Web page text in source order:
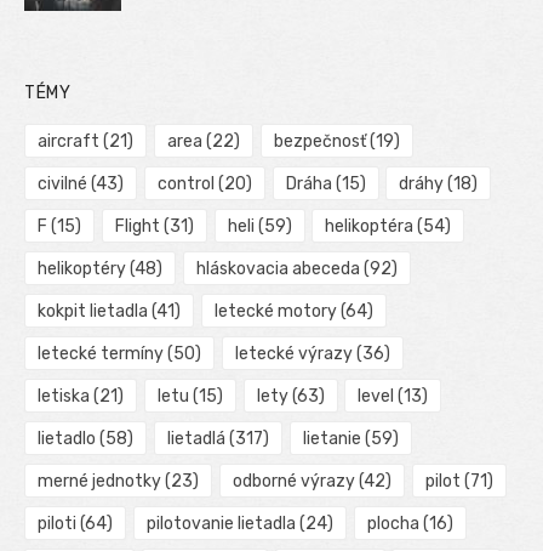
TÉMY
aircraft (21) area (22) bezpečnosť(19)
civilné (43) control (20) Dráha (15) dráhy(18)
F (15) Flight (31) heli (59) helikoptéra (54)
helikoptéry(48) hláskovacia abeceda (92)
kokpit lietadla (41) letecké motory(64)
letecké termíny(50) letecké výrazy(36)
letiska (21) letu (15) lety(63) level (13)
lietadlo (58) lietadlá (317) lietanie (59)
merné jednotky(23) odborné výrazy(42) pilot (71)
piloti (64) pilotovanie lietadla (24) plocha (16)